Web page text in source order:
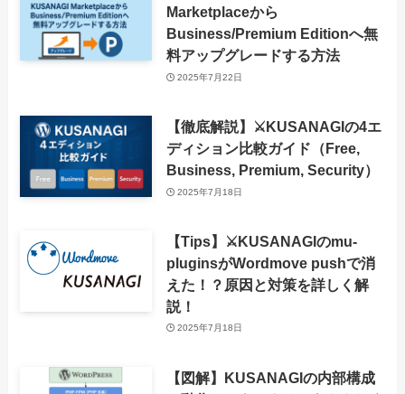
Marketplaceから
Business/Premium Editionへ無
料アップグレードする方法
2025年7月22日
【徹底解説】⚔️KUSANAGIの4エ
ディション比較ガイド（Free,
Business, Premium, Security）
2025年7月18日
【Tips】⚔️KUSANAGIのmu-
pluginsがWordmove pushで消
えた！？原因と対策を詳しく解
説！
2025年7月18日
【図解】KUSANAGIの内部構成